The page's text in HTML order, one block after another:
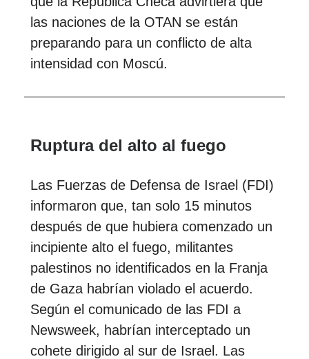
las naciones de la OTAN se están
preparando para un conflicto de alta
intensidad con Moscú.
Ruptura del alto al fuego
Las Fuerzas de Defensa de Israel (FDI)
informaron que, tan solo 15 minutos
después de que hubiera comenzado un
incipiente alto el fuego, militantes
palestinos no identificados en la Franja
de Gaza habrían violado el acuerdo.
Según el comunicado de las FDI a
Newsweek, habrían interceptado un
cohete dirigido al sur de Israel. Las